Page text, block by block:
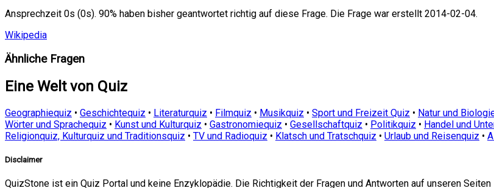
Ansprechzeit 0s (0s). 90% haben bisher geantwortet richtig auf diese Frage. Die Frage war erstellt 2014-02-04.
Wikipedia
Ähnliche Fragen
Eine Welt von Quiz
Geographiequiz • Geschichtequiz • Literaturquiz • Filmquiz • Musikquiz • Sport und Freizeit Quiz • Natur und
Wörter und Sprachequiz • Kunst und Kulturquiz • Gastronomiequiz • Gesellschaftquiz • Politikquiz • Handel und
Religionquiz, Kulturquiz und Traditionsquiz • TV und Radioquiz • Klatsch und Tratschquiz • Urlaub und Reisenquiz •
Disclaimer
QuizStone ist ein Quiz Portal und keine Enzyklopädie. Die Richtigkeit der Fragen und Antworten auf unseren